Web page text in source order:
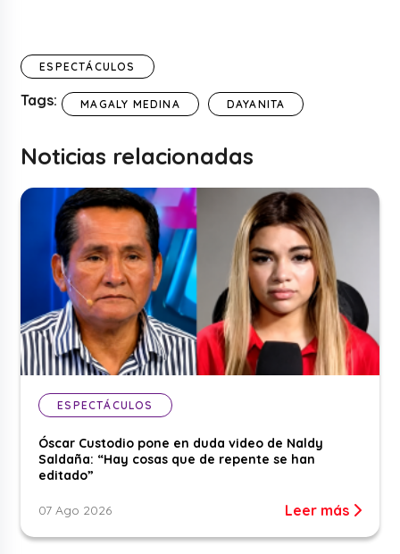
ESPECTÁCULOS
Tags: MAGALY MEDINA DAYANITA
Noticias relacionadas
ESPECTÁCULOS
Óscar Custodio pone en duda video de Naldy
Saldaña: “Hay cosas que de repente se han
editado”
07 Ago 2026 Leer más